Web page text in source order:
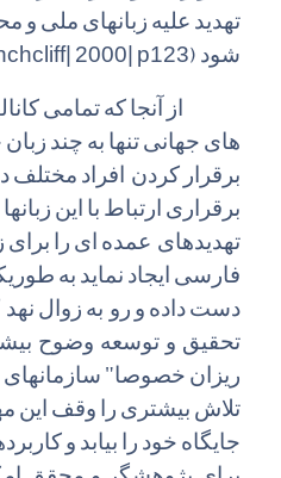
تهدید علیه زبانهای ملی و
شود 2000| p123)
از آنجاکهتمامی
های جهانیتنها به چند زبان
برقرار کردن افراد مختلف
برقراری ارتباط با این زبانها
تهدیدهای عمده ای را برای
فارسی ایجاد نماید به
دستداده و رو به زوال
تحقیق و توسعه وضوح
ریزان خصوصا"
تلاش بیشتری را وقف این
جایگاه خود را بیابد و